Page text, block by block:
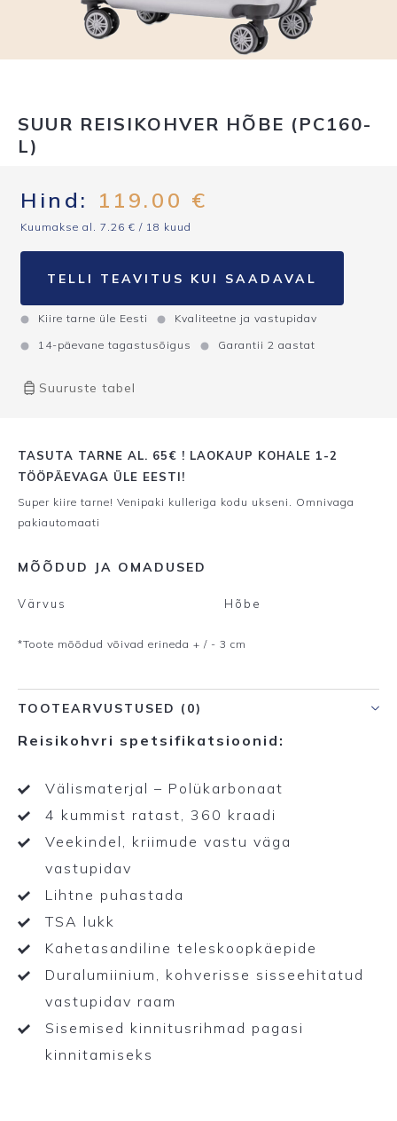
SUUR REISIKOHVER HÕBE (PC160-
L)
Reisikohvri spetsifikatsioonid:
Välismaterjal – Polükarbonaat
4 kummist ratast, 360 kraadi
Veekindel, kriimude vastu väga
vastupidav
Lihtne puhastada
TSA lukk
Kahetasandiline teleskoopkäepide
Duralumiinium, kohverisse sisseehitatud
vastupidav raam
Sisemised kinnitusrihmad pagasi
kinnitamiseks
Kiire tarne üle Eesti
Kvaliteetne ja vastupidav
14-päevane tagastusõigus
Garantii 2 aastat
Suuruste tabel
Hind: 119.00 €
Kuumakse al. 7.26 € / 18 kuud
TELLI TEAVITUS KUI SAADAVAL
TASUTA TARNE AL. 65€ ! LAOKAUP KOHALE 1-2
TÖÖPÄEVAGA ÜLE EESTI!
Super kiire tarne! Venipaki kulleriga kodu ukseni. Omnivaga
pakiautomaati
MÕÕDUD JA OMADUSED
Värvus Hõbe
*Toote mõõdud võivad erineda + / - 3 cm
TOOTEARVUSTUSED (0)